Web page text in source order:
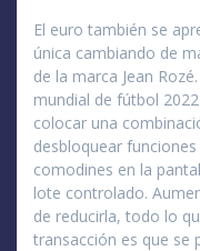
El euro también se
única cambiando de
de la marca Jean
mundial de fútbol
colocar una
desbloquear
comodines en la
lote controlado.
de reducirla, todo lo
transacción es que se